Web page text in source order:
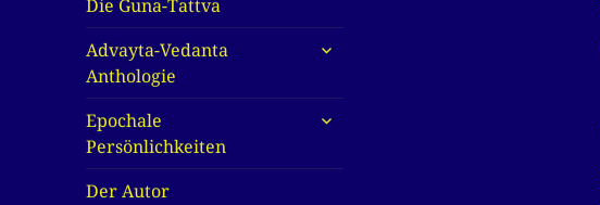
Die Guna-Tattva
Advayta-Vedanta
Anthologie
untermenü
Epochale
Persönlichkeiten
untermenü
Der Autor